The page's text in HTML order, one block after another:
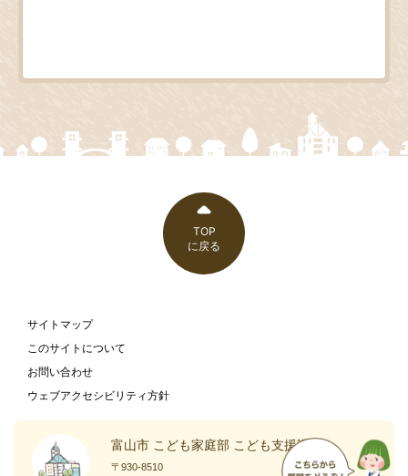
TOP
に戻る
サイトマップ
このサイトについて
お問い合わせ
ウェブアクセシビリティ方針
富山市 こども家庭部 こども支援課
〒930-8510